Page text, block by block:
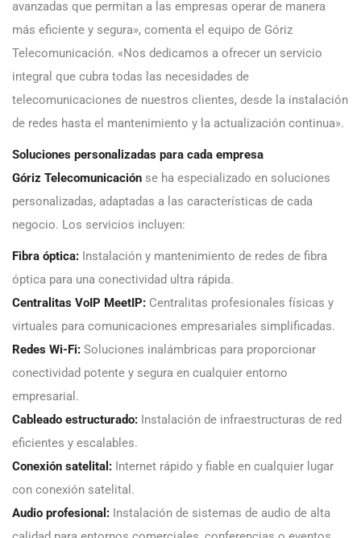
avanzadas que permitan a las empresas operar de manera
más eficiente y segura», comenta el equipo de Góriz
Telecomunicación. «Nos dedicamos a ofrecer un servicio
integral que cubra todas las necesidades de
telecomunicaciones de nuestros clientes, desde la instalación
de redes hasta el mantenimiento y la actualización continua».
Soluciones personalizadas para cada empresa
Góriz Telecomunicación se ha especializado en soluciones
personalizadas, adaptadas a las características de cada
negocio. Los servicios incluyen:
Fibra óptica: Instalación y mantenimiento de redes de fibra
óptica para una conectividad ultra rápida.
Centralitas VoIP MeetIP: Centralitas profesionales físicas y
virtuales para comunicaciones empresariales simplificadas.
Redes Wi-Fi: Soluciones inalámbricas para proporcionar
conectividad potente y segura en cualquier entorno
empresarial.
Cableado estructurado: Instalación de infraestructuras de red
eficientes y escalables.
Conexión satelital: Internet rápido y fiable en cualquier lugar
con conexión satelital.
Audio profesional: Instalación de sistemas de audio de alta